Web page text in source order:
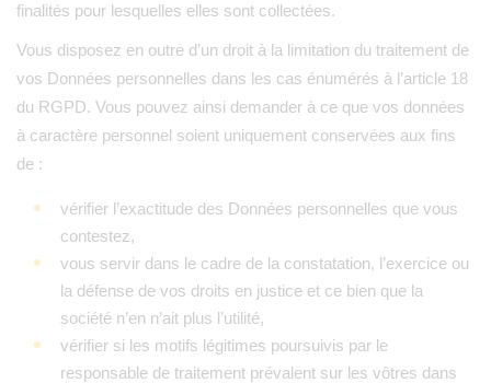
finalités pour lesquelles elles sont collectées.
Vous disposez en outre d’un droit à la limitation du traitement de
vos Données personnelles dans les cas énumérés à l’article 18
du RGPD. Vous pouvez ainsi demander à ce que vos données
à caractère personnel soient uniquement conservées aux fins
de :
vérifier l’exactitude des Données personnelles que vous
contestez,
vous servir dans le cadre de la constatation, l’exercice ou
la défense de vos droits en justice et ce bien que la
société n’en n’ait plus l’utilité,
vérifier si les motifs légitimes poursuivis par le
responsable de traitement prévalent sur les vôtres dans